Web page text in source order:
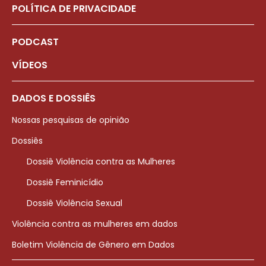
POLÍTICA DE PRIVACIDADE
PODCAST
VÍDEOS
DADOS E DOSSIÊS
Nossas pesquisas de opinião
Dossiês
Dossiê Violência contra as Mulheres
Dossiê Feminicídio
Dossiê Violência Sexual
Violência contra as mulheres em dados
Boletim Violência de Gênero em Dados